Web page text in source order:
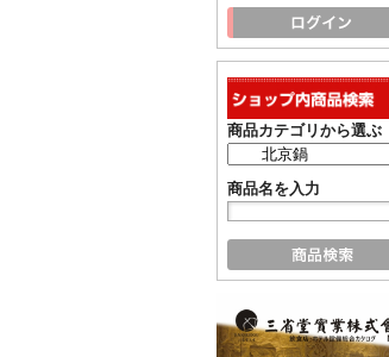
商品カテゴリから選ぶ
商品名を入力